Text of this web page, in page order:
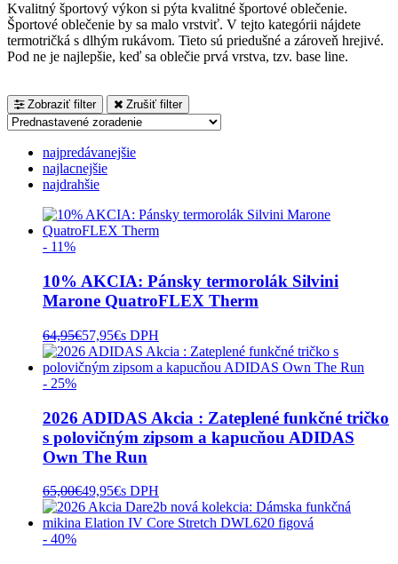
Kvalitný športový výkon si pýta kvalitné športové oblečenie.
Športové oblečenie by sa malo vrstviť. V tejto kategórii nájdete
termotričká s dlhým rukávom. Tieto sú priedušné a zároveň hrejivé.
Pod ne je najlepšie, keď sa oblečie prvá vrstva, tzv. base line.
Zobraziť filter Zrušiť filter
najpredávanejšie
najlacnejšie
najdrahšie
- 11%
10% AKCIA: Pánsky termorolák Silvini
Marone QuatroFLEX Therm
64,95€57,95€s DPH
- 25%
2026 ADIDAS Akcia : Zateplené funkčné tričko
s polovičným zipsom a kapucňou ADIDAS
Own The Run
65,00€49,95€s DPH
- 40%